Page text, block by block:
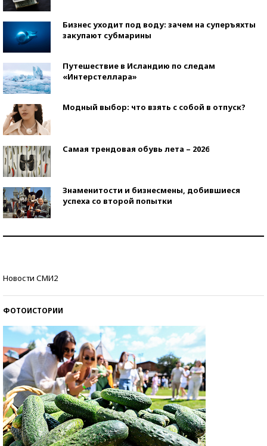
Бизнес уходит под воду: зачем на суперъяхты
закупают субмарины
Путешествие в Исландию по следам
«Интерстеллара»
Модный выбор: что взять с собой в отпуск?
Самая трендовая обувь лета – 2026
Знаменитости и бизнесмены, добившиеся
успеха со второй попытки
Новости СМИ2
ФОТОИСТОРИИ